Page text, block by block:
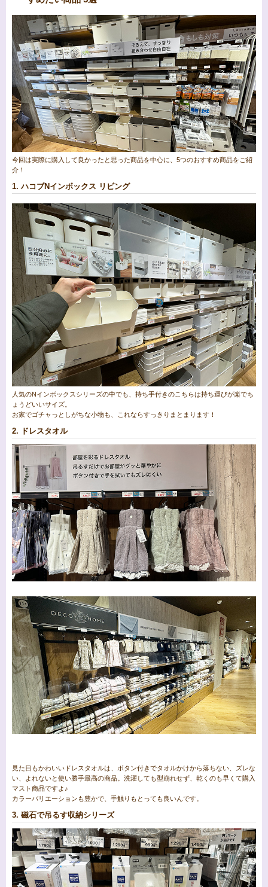
今回は実際に購入して良かったと思った商品を中心に、5つのおすすめ商品をご紹
介！
1. ハコブNインボックス リビング
人気のNインボックスシリーズの中でも、持ち手付きのこちらは持ち運びが楽でち
ょうどいいサイズ。
お家でゴチャっとしがちな小物も、これならすっきりまとまります！
2. ドレスタオル
見た目もかわいいドレスタオルは、ボタン付きでタオルかけから落ちない、ズレな
い、よれないと使い勝手最高の商品。洗濯しても型崩れせず、乾くのも早くて購入
マスト商品ですよ♪
カラーバリエーションも豊かで、手触りもとっても良いんです。
3. 磁石で吊るす収納シリーズ